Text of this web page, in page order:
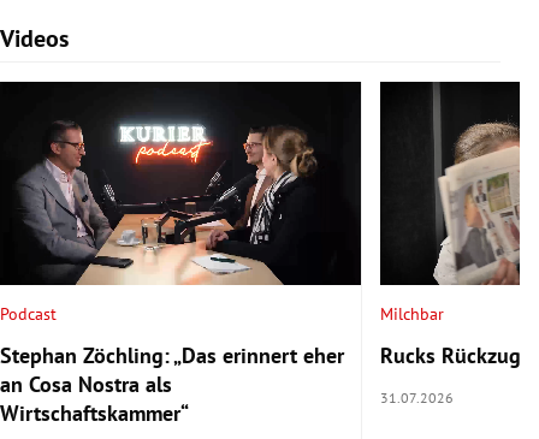
Videos
Slide 1 von 7
Podcast
Stephan Zöchling: „Das erinnert eher
an Cosa Nostra als
Wirtschaftskammer“
Milchbar
Rucks Rückzug
31.07.2026